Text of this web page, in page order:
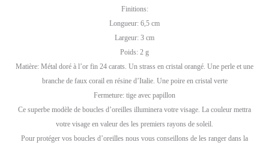
Finitions:
Longueur: 6,5 cm
Largeur: 3 cm
Poids: 2 g
Matière: Métal doré à l’or fin 24 carats. Un strass en cristal orangé. Une perle et une
branche de faux corail en résine d’Italie. Une poire en cristal verte
Fermeture: tige avec papillon
Ce superbe modèle de boucles d’oreilles illuminera votre visage. La couleur mettra
votre visage en valeur des les premiers rayons de soleil.
Pour protéger vos boucles d’oreilles nous vous conseillons de les ranger dans la